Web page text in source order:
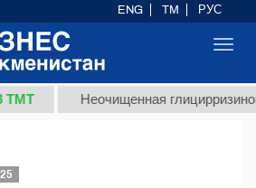
ТМТ Неочищенная
ENG TM РУС